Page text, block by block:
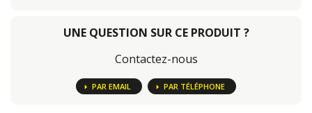
UNE QUESTION SUR CE PRODUIT ?
Contactez-nous
PAR EMAIL PAR TÉLÉPHONE